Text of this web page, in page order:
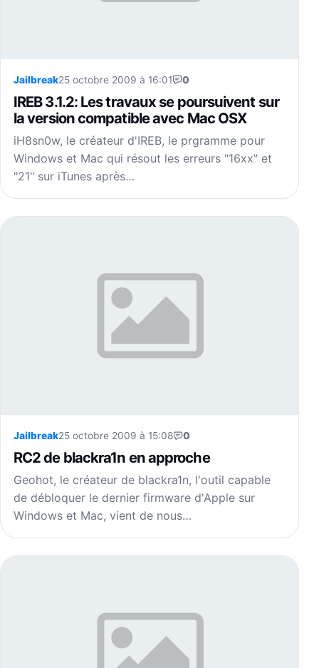
Jailbreak25 octobre 2009 à 16:01 0
IREB 3.1.2: Les travaux se poursuivent sur
la version compatible avec Mac OSX
iH8sn0w, le créateur d'IREB, le prgramme pour
Windows et Mac qui résout les erreurs "16xx" et
"21" sur iTunes après…
Jailbreak25 octobre 2009 à 15:08 0
RC2 de blackra1n en approche
Geohot, le créateur de blackra1n, l'outil capable
de débloquer le dernier firmware d'Apple sur
Windows et Mac, vient de nous…